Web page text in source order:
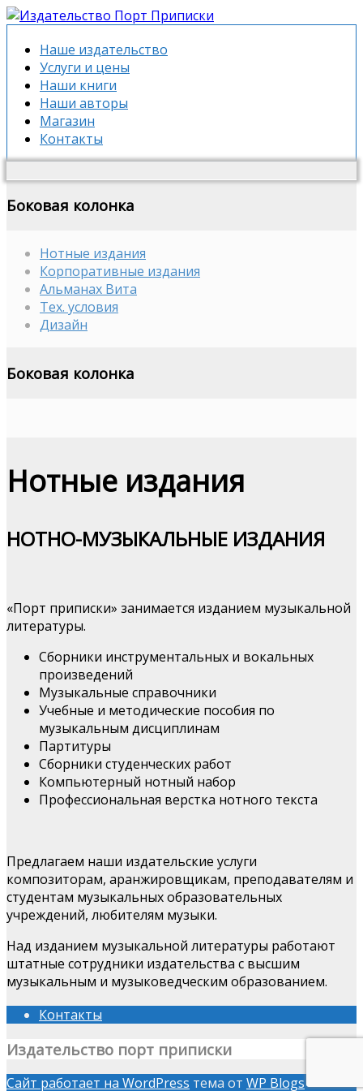
Наше издательство
Услуги и цены
Наши книги
Наши авторы
Магазин
Контакты
Боковая колонка
Нотные издания
Корпоративные издания
Альманах Вита
Тех. условия
Дизайн
Боковая колонка
Нотные издания
НОТНО-МУЗЫКАЛЬНЫЕ ИЗДАНИЯ
«Порт приписки» занимается изданием музыкальной
литературы.
Сборники инструментальных и вокальных
произведений
Музыкальные справочники
Учебные и методические пособия по
музыкальным дисциплинам
Партитуры
Сборники студенческих работ
Компьютерный нотный набор
Профессиональная верстка нотного текста
Предлагаем наши издательские услуги
композиторам, аранжировщикам, преподавателям и
студентам музыкальных образовательных
учреждений, любителям музыки.
Над изданием музыкальной литературы работают
штатные сотрудники издательства с высшим
музыкальным и музыковедческим образованием.
Контакты
Издательство порт приписки
Сайт работает на WordPress тема от WP Blogs